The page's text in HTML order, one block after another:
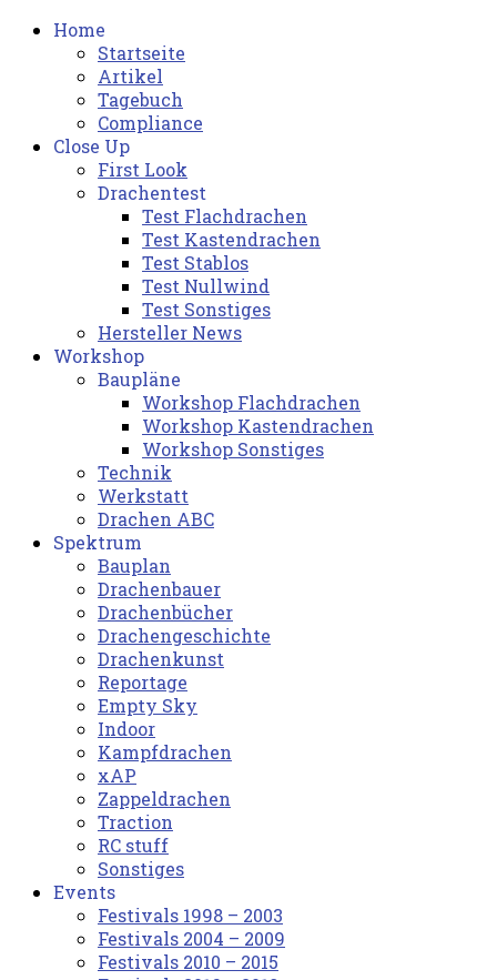
Home
Startseite
Artikel
Tagebuch
Compliance
Close Up
First Look
Drachentest
Test Flachdrachen
Test Kastendrachen
Test Stablos
Test Nullwind
Test Sonstiges
Hersteller News
Workshop
Baupläne
Workshop Flachdrachen
Workshop Kastendrachen
Workshop Sonstiges
Technik
Werkstatt
Drachen ABC
Spektrum
Bauplan
Drachenbauer
Drachenbücher
Drachengeschichte
Drachenkunst
Reportage
Empty Sky
Indoor
Kampfdrachen
xAP
Zappeldrachen
Traction
RC stuff
Sonstiges
Events
Festivals 1998 – 2003
Festivals 2004 – 2009
Festivals 2010 – 2015